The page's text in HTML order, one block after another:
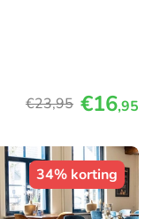
€23,95 €16,95
34% korting